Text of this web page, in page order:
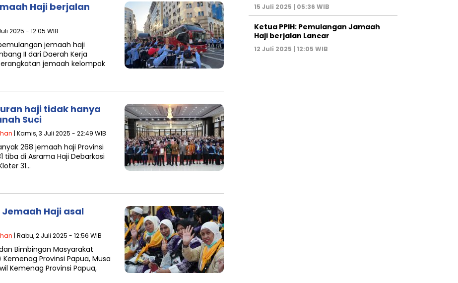
Haji berjalan
2025 - 12:05 WIB
jemaah haji
II dari Daerah Kerja
jemaah kelompok
haji tidak hanya
Suci
| Kamis, 3 Juli 2025 - 22:49 WIB
268 jemaah haji Provinsi
di Asrama Haji Debarkasi
31…
Jemaah Haji asal
| Rabu, 2 Juli 2025 - 12:56 WIB
Bimbingan Masyarakat
Provinsi Papua, Musa
Kemenag Provinsi Papua,
15 Juli 2025 | 05:36 WIB
Ketua PPIH: Pemulangan Jamaah
Haji berjalan Lancar
12 Juli 2025 | 12:05 WIB